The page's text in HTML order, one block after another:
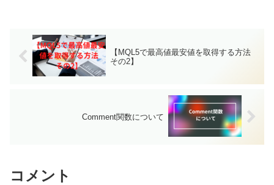
【MQL5で最高値最安値を取得する方法
その2】
Comment関数について
コメント